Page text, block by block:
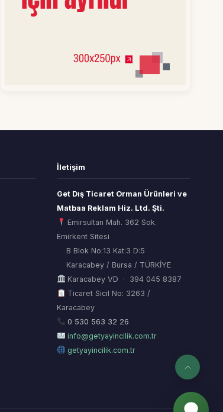
İletişim
Get Dış Ticaret Orman Ürünleri ve
Matbaa Reklam Hiz. Ltd. Şti.
Emirsultan Mah. 362 Sok.
Emirkent Sitesi
B Blok No:13 Kat:3 D:5
Karacabey / Bursa / TÜRKİYE
Karacabey VD · 394 045 8387
Ticaret Sicil No: 3263 /
Karacabey
0 530 563 32 26
info@getyayincilik.com.tr
getyayincilik.com.tr
ORSİAD AI
Sektörel Hafıza Asistanı